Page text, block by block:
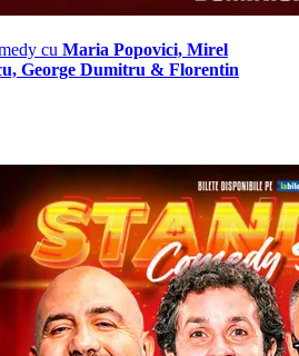
cu Maria Popovici, Mirel
George Dumitru & Florentin